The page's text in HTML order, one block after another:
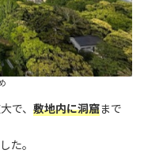
で、 敷地内に洞窟まで
た。